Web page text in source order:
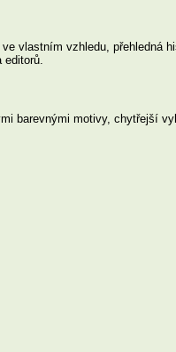
vlastním vzhledu, přehledná
editorů.
barevnými motivy, chytřejší